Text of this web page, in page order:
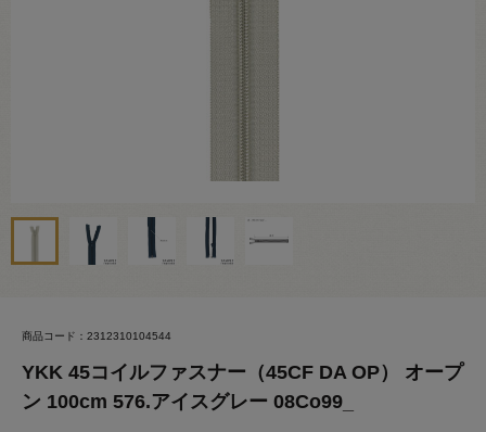
商品コード：2312310104544
YKK 45コイルファスナー（45CF DA OP） オープ
ン 100cm 576.アイスグレー 08Co99_